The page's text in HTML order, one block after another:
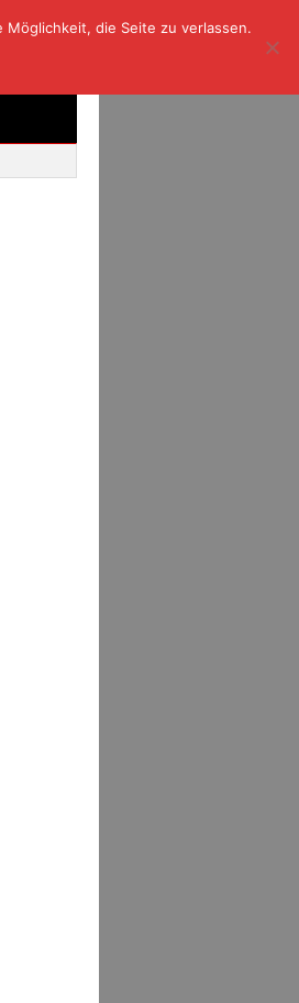
die Seite zu verlassen.